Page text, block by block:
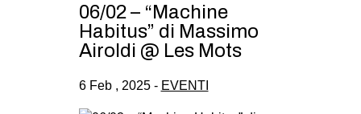
06/02 – “Machine
Habitus” di Massimo
Airoldi @ Les Mots
6 Feb , 2025 - EVENTI